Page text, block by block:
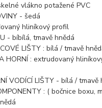
vlákno potažené PVC
- šedá
hliníkový profil
- bíbílá, tmavě hnědá
LIŠTY : bílá / tmavě
HORNÍ : extrudovaný
VODÍCÍ LIŠTY - bílá / tmavě
: ( bočnice boxu,